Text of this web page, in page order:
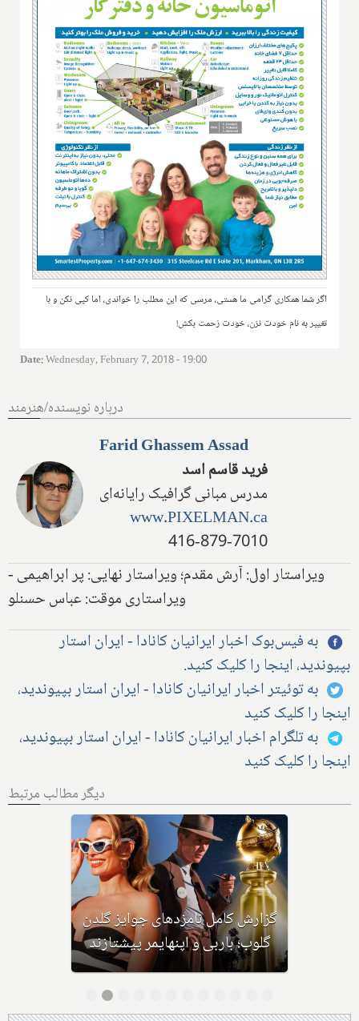
اگر شما همکاری گرامی ما هستی، مرسی که این مطلب را خواندی، اما کپی نکن و با
تغییر به نام خودت نزن، خودت زحمت بکش!
Date:Wednesday, February 7, 2018 - 19:00
درباره نویسنده/هنرمند
Farid Ghassem Assad
فرید قاسم اسد
مدرس مبانی گرافیک رایانه‌ای
www.PIXELMAN.ca
416-879-7010
ویراستار اول: آرش مقدم؛ ویراستار نهایی: پر ابراهیمی -
ویراستاری موقت: عباس حسنلو
به فیس‌بوک اخبار ایرانیان کانادا - ایران استار
بپیوندید، اینجا را کلیک کنید.
به توئیتر اخبار ایرانیان کانادا - ایران استار بپیوندید،
اینجا را کلیک کنید
به تلگرام اخبار ایرانیان کانادا - ایران استار بپیوندید،
اینجا را کلیک کنید
دیگر مطالب مرتبط
فیلم سینمایی نسخه پرشین بیش از
صد دقیقه تماشاگرانش را با خنده و
گریه و خاطره‌ای زیبا بدرقه می‌کند